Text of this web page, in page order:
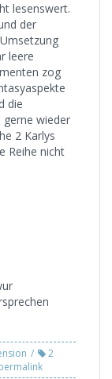
lesenswert.
der
leere
zog
die
gerne wieder
2 Karlys
Reihe nicht
2